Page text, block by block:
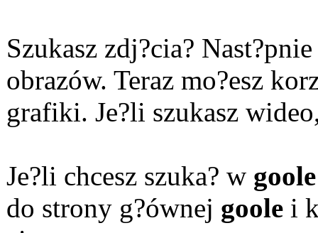
Szukasz zdj?cia?
obrazów. Teraz mo?esz
grafiki. Je?li szukasz
Je?li chcesz szuka? w goole
do strony g?ównej goole i